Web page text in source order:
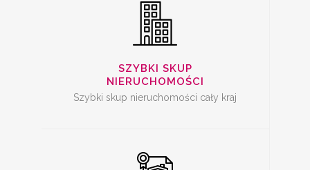
SZYBKI SKUP
NIERUCHOMOŚCI
Szybki skup nieruchomości cały kraj
SKUP LOKALI DO
REMONTU